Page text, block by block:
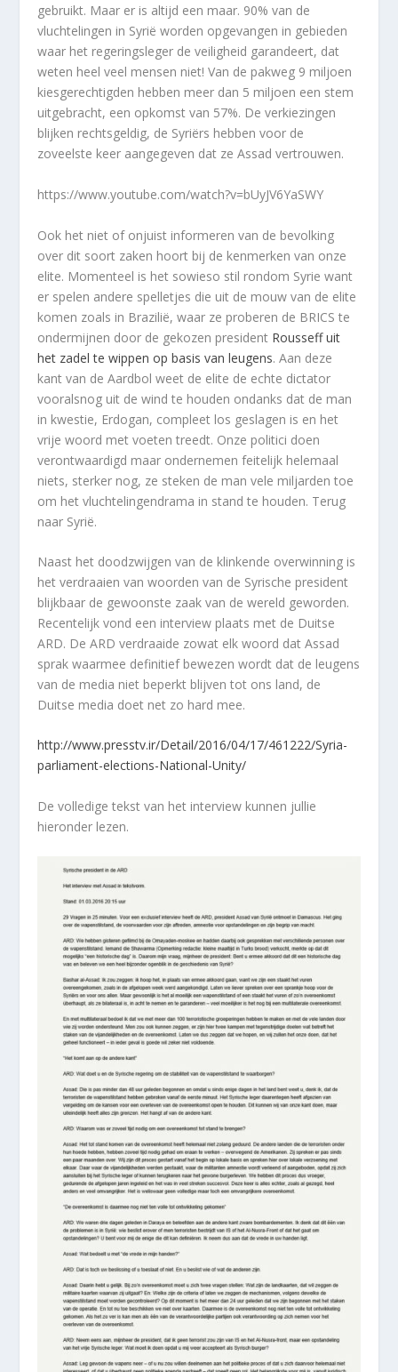
gebruikt. Maar er is altijd een maar. 90% van de
vluchtelingen in Syrië worden opgevangen in gebieden
waar het regeringsleger de veiligheid garandeert, dat
weten heel veel mensen niet! Van de pakweg 9 miljoen
kiesgerechtigden hebben meer dan 5 miljoen een stem
uitgebracht, een opkomst van 57%. De verkiezingen
blijken rechtsgeldig, de Syriërs hebben voor de
zoveelste keer aangegeven dat ze Assad vertrouwen.
https://www.youtube.com/watch?v=bUyJV6YaSWY
Ook het niet of onjuist informeren van de bevolking
over dit soort zaken hoort bij de kenmerken van onze
elite. Momenteel is het sowieso stil rondom Syrie want
er spelen andere spelletjes die uit de mouw van de elite
komen zoals in Brazilië, waar ze proberen de BRICS te
ondermijnen door de gekozen president Rousseff uit
het zadel te wippen op basis van leugens. Aan deze
kant van de Aardbol weet de elite de echte dictator
vooralsnog uit de wind te houden ondanks dat de man
in kwestie, Erdogan, compleet los geslagen is en het
vrije woord met voeten treedt. Onze politici doen
verontwaardigd maar ondernemen feitelijk helemaal
niets, sterker nog, ze steken de man vele miljarden toe
om het vluchtelingendrama in stand te houden. Terug
naar Syrië.
Naast het doodzwijgen van de klinkende overwinning is
het verdraaien van woorden van de Syrische president
blijkbaar de gewoonste zaak van de wereld geworden.
Recentelijk vond een interview plaats met de Duitse
ARD. De ARD verdraaide zowat elk woord dat Assad
sprak waarmee definitief bewezen wordt dat de leugens
van de media niet beperkt blijven tot ons land, de
Duitse media doet net zo hard mee.
http://www.presstv.ir/Detail/2016/04/17/461222/Syria-
parliament-elections-National-Unity/
De volledige tekst van het interview kunnen jullie
hieronder lezen.